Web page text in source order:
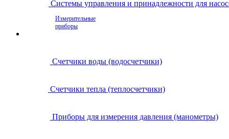
Системы управления и принадлежности для
Измерительные
приборы
Счетчики воды (водосчетчики)
Счетчики тепла (теплосчетчики)
Приборы для измерения давления (манометры)